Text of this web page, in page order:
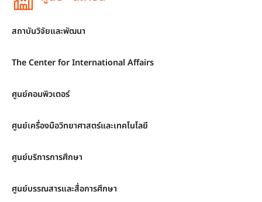
สถาบันวิจัยและพัฒนา
The Center for International Affairs
ศูนย์คอมพิวเตอร์
ศูนย์เครื่องมือวิทยาศาสตร์และเทคโนโลยี
ศูนย์บริการการศึกษา
ศูนย์บรรณสารและสื่อการศึกษา